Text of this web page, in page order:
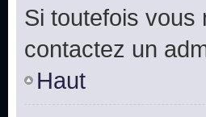
Si toutefois vous
contactez un
Haut